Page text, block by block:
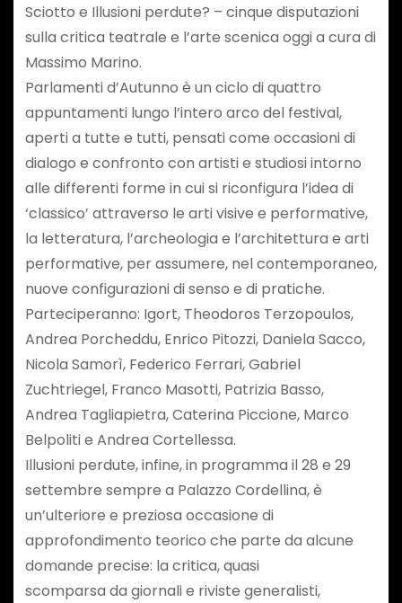
Sciotto e Illusioni perdute? – cinque disputazioni
sulla critica teatrale e l’arte scenica oggi a cura di
Massimo Marino.
Parlamenti d’Autunno è un ciclo di quattro
appuntamenti lungo l’intero arco del festival,
aperti a tutte e tutti, pensati come occasioni di
dialogo e confronto con artisti e studiosi intorno
alle differenti forme in cui si riconfigura l’idea di
‘classico’ attraverso le arti visive e performative,
la letteratura, l’archeologia e l’architettura e arti
performative, per assumere, nel contemporaneo,
nuove configurazioni di senso e di pratiche.
Parteciperanno: Igort, Theodoros Terzopoulos,
Andrea Porcheddu, Enrico Pitozzi, Daniela Sacco,
Nicola Samorì, Federico Ferrari, Gabriel
Zuchtriegel, Franco Masotti, Patrizia Basso,
Andrea Tagliapietra, Caterina Piccione, Marco
Belpoliti e Andrea Cortellessa.
Illusioni perdute, infine, in programma il 28 e 29
settembre sempre a Palazzo Cordellina, è
un’ulteriore e preziosa occasione di
approfondimento teorico che parte da alcune
domande precise: la critica, quasi
scomparsa da giornali e riviste generalisti,